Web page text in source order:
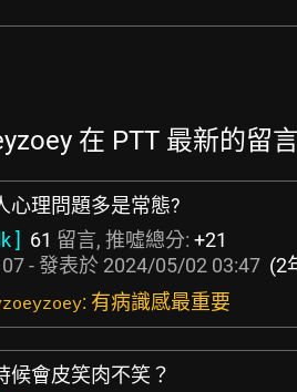
在 PTT 最新的留
心理問題多是常態?
] 61 留言, 推噓總分: +21
- 發表於 2024/05/02 03:47 (2
: 有病識感最重要
候會皮笑肉不笑？